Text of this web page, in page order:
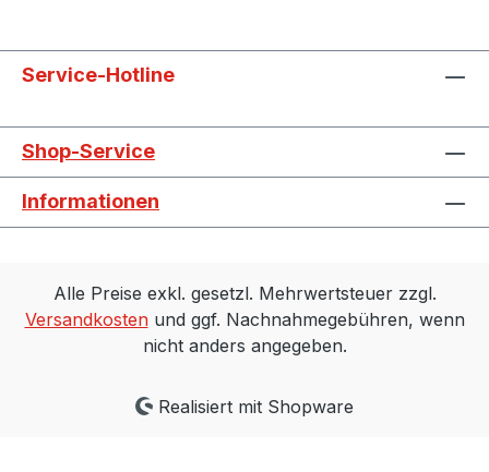
Service-Hotline
Shop-Service
Informationen
Alle Preise exkl. gesetzl. Mehrwertsteuer zzgl.
Versandkostenund ggf. Nachnahmegebühren, wenn
nicht anders angegeben.
Realisiert mit Shopware